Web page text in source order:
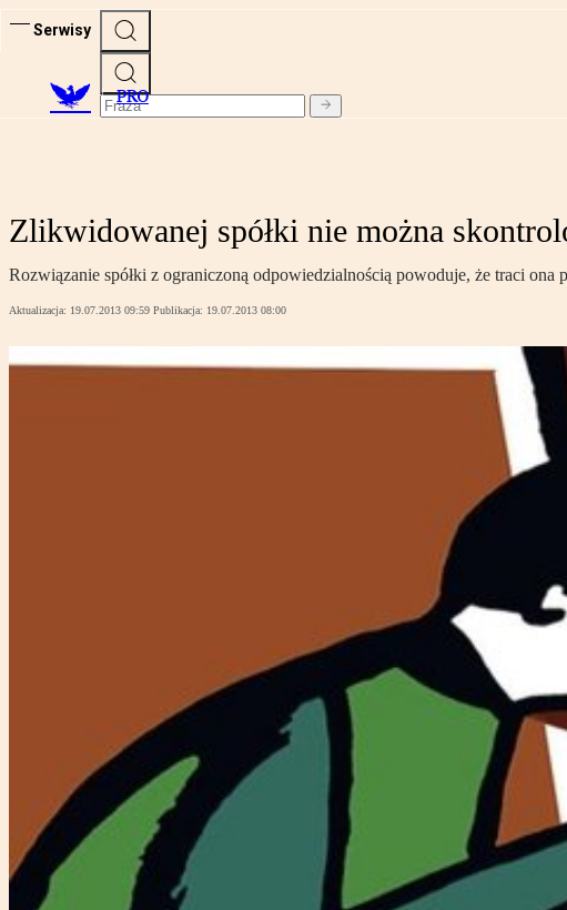
Serwisy
PRO
Zlikwidowanej spółki nie można
Rozwiązanie spółki z ograniczoną odpowiedzialnością powoduje, że traci
Aktualizacja: 19.07.2013 09:59 Publikacja: 19.07.2013 08:00